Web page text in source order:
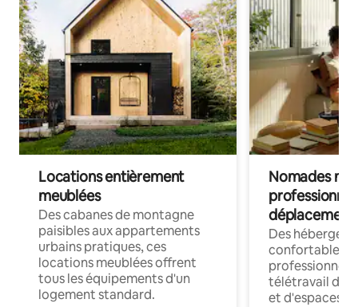
Locations entièrement
meublées
Des cabanes de montagne
paisibles aux appartements
urbains pratiques, ces
locations meublées offrent
tous les équipements d'un
logement standard.
Nomades
déplacement
Des
confortables
professionnels
télétravail
et d'espaces